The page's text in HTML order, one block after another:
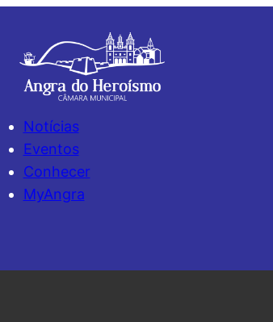
Notícias
Eventos
Conhecer
MyAngra